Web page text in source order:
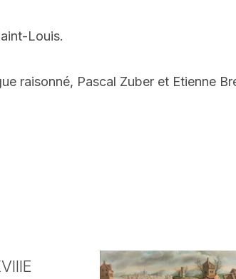
Louis.
raisonné, Pascal Zuber et Etienne